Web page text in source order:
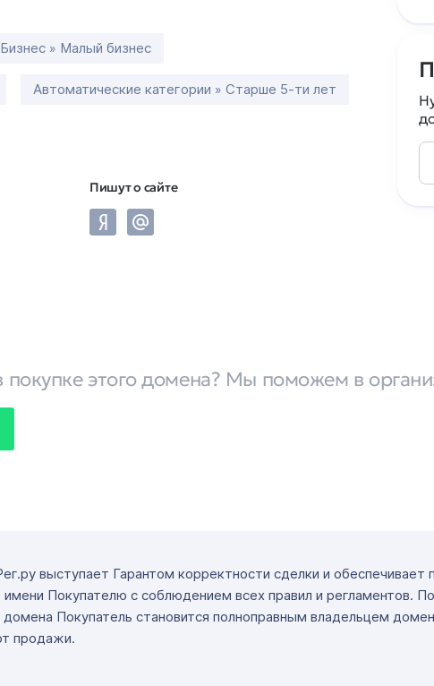
Бизнес » Малый бизнес
Автоматические категории » Старше 5-ти лет
Пишут о сайте
покупке этого домена? Мы поможем в
выступает Гарантом корректности сделки и обеспечивает
Покупателю с соблюдением всех правил и регламентов.
домена Покупатель становится полноправным владельцем
продажи.